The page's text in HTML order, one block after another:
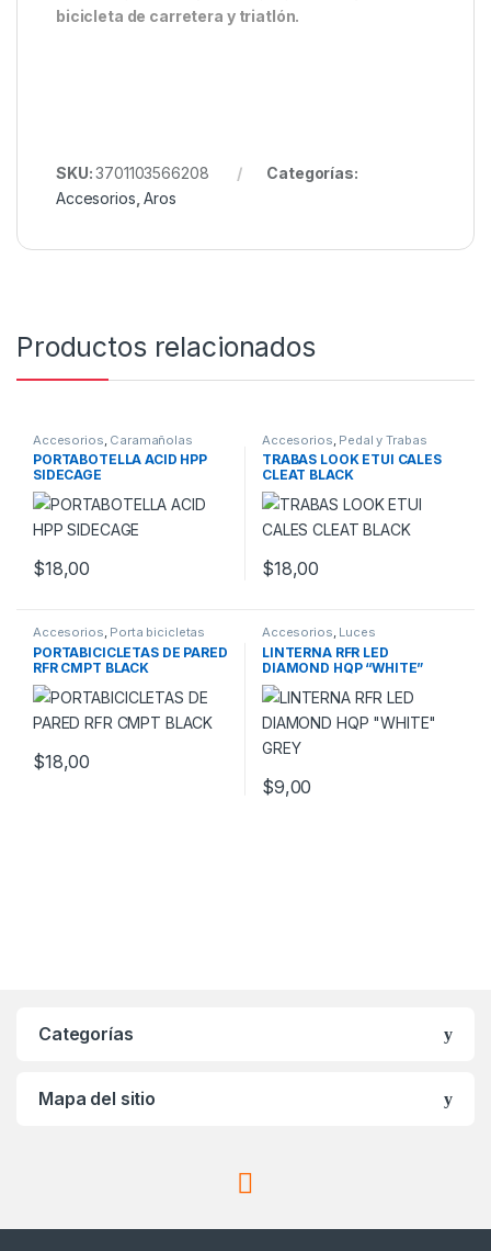
bicicleta de carretera y triatlón.
SKU:3701103566208
Categorías:
Accesorios ,Aros
Productos relacionados
Accesorios Caramañolas
PORTABOTELLA ACID HPP
SIDECAGE
$18,00
Accesorios Pedal y Trabas
TRABAS LOOK ETUI CALES
CLEAT BLACK
$18,00
Accesorios, Porta bicicletas
PORTABICICLETAS DE PARED
RFR CMPT BLACK
$18,00
Accesorios, Luces
LINTERNA RFR LED
DIAMOND HQP “WHITE”
GREY
$9,00
Categorías
Mapa del sitio